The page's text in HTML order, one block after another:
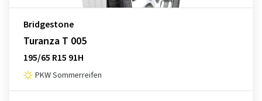
Bridgestone
Turanza T 005
195/65 R15 91H
PKW Sommerreifen